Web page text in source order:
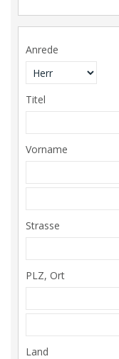
Anrede
Titel
Vorname
Strasse
PLZ, Ort
Land